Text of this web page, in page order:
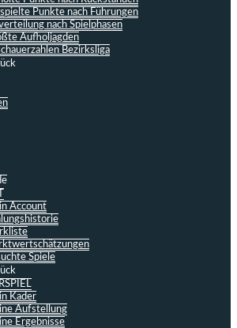
Punkte nach Führungen
nach Spielphasen
Aufholjagden
Bezirksliga
Account
Spiele
Kader
Aufstellung
Ergebnisse